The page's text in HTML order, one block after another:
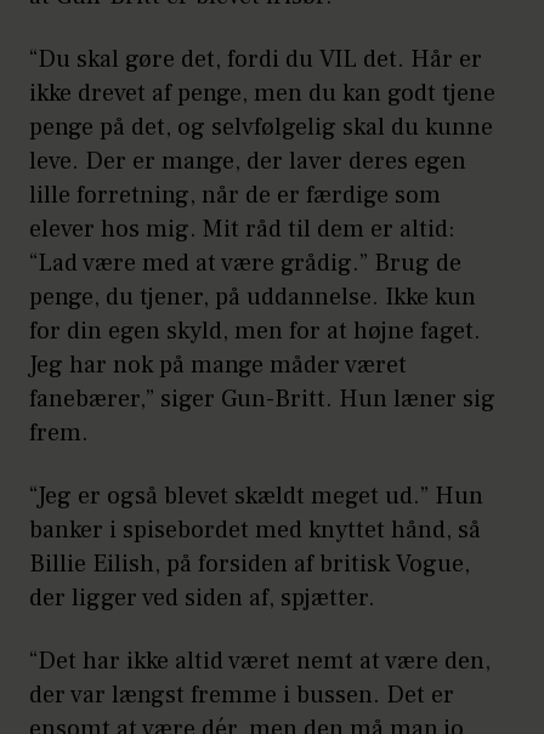
“Du skal gøre det, fordi du VIL det. Hår er
ikke drevet af penge, men du kan godt tjene
penge på det, og selvfølgelig skal du kunne
leve. Der er mange, der laver deres egen
lille forretning, når de er færdige som
elever hos mig. Mit råd til dem er altid:
“Lad være med at være grådig.” Brug de
penge, du tjener, på uddannelse. Ikke kun
for din egen skyld, men for at højne faget.
Jeg har nok på mange måder været
fanebærer,” siger Gun-Britt. Hun læner sig
frem.
“Jeg er også blevet skældt meget ud.” Hun
banker i spisebordet med knyttet hånd, så
Billie Eilish, på forsiden af britisk Vogue,
der ligger ved siden af, spjætter.
“Det har ikke altid været nemt at være den,
der var længst fremme i bussen. Det er